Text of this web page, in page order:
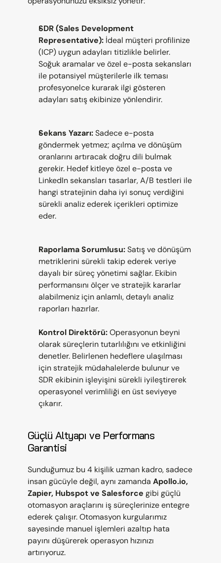
SDR (Sales Development
Representative): İdeal müşteri profilinize
(ICP) uygun adayları titizlikle belirler.
Soğuk aramalar ve özel e-posta sekansları
ile potansiyel müşterilerle ilk teması
profesyonelce kurarak ilgi gösteren
adayları satış ekibinize yönlendirir.
Sekans Yazarı: Sadece e-posta
göndermek yetmez; açılma ve dönüşüm
oranlarını artıracak doğru dili bulmak
gerekir. Hedef kitleye özel e-posta ve
LinkedIn sekansları tasarlar, A/B testleri ile
hangi stratejinin daha iyi sonuç verdiğini
sürekli analiz ederek içerikleri optimize
eder.
Raporlama Sorumlusu: Satış ve dönüşüm
metriklerini sürekli takip ederek veriye
dayalı bir süreç yönetimi sağlar. Ekibin
performansını ölçer ve stratejik kararlar
alabilmeniz için anlamlı, detaylı analiz
raporları hazırlar.
Kontrol Direktörü: Operasyonun beyni
olarak süreçlerin tutarlılığını ve etkinliğini
denetler. Belirlenen hedeflere ulaşılması
için stratejik müdahalelerde bulunur ve
SDR ekibinin işleyişini sürekli iyileştirerek
operasyonel verimliliği en üst seviyeye
çıkarır.
Güçlü Altyapı ve Performans
Garantisi
Sunduğumuz bu 4 kişilik uzman kadro, sadece
insan gücüyle değil, aynı zamanda Apollo.io,
Zapier, Hubspot ve Salesforce gibi güçlü
otomasyon araçlarını iş süreçlerinize entegre
ederek çalışır. Otomasyon kurgularımız
sayesinde manuel işlemleri azaltıp hata
payını düşürerek operasyon hızınızı
artırıyoruz.